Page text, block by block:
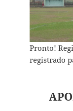
Pronto!
registrado